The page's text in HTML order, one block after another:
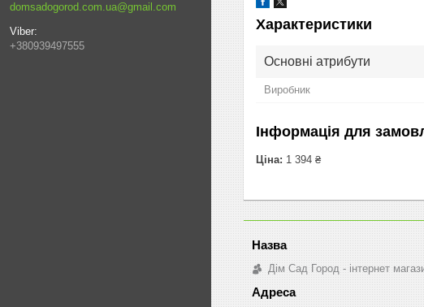
domsadogorod.com.ua@gmail.com
+380939497555
Характеристики
Основні атрибути
Виробник
Інформація для
Ціна: 1 394 ₴
Дім Сад Город - інтернет